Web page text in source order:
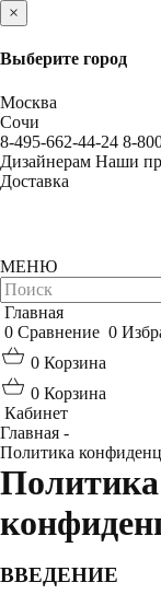
×
Выберите город
Москва
Сочи
8-495-662-44-24 8-
Дизайнерам Наши
Доставка
МЕНЮ
Главная
0 Сравнение 0
0 Корзина
0 Корзина
Кабинет
Главная -
Политика
Политика
ВВЕДЕНИЕ